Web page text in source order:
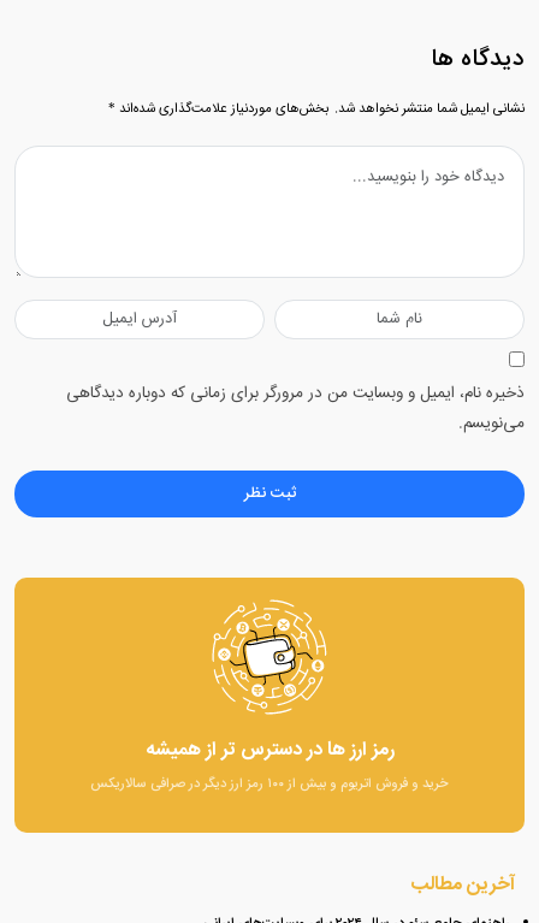
دیدگاه ها
نشانی ایمیل شما منتشر نخواهد شد. بخش‌های موردنیاز علامت‌گذاری شده‌اند *
ذخیره نام، ایمیل و وبسایت من در مرورگر برای زمانی که دوباره دیدگاهی
می‌نویسم.
رمز ارز ها در دسترس تر از همیشه
خرید و فروش اتریوم و بیش از ۱۰۰ رمز ارز دیگر در صرافی سالاریکس
آخرین مطالب